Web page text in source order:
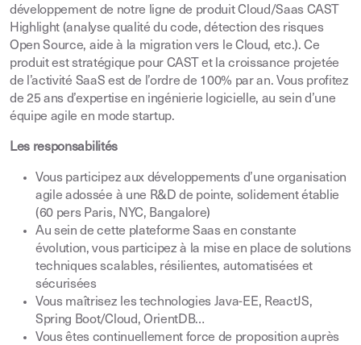
développement de notre ligne de produit Cloud/Saas CAST
Highlight (analyse qualité du code, détection des risques
Open Source, aide à la migration vers le Cloud, etc.). Ce
produit est stratégique pour CAST et la croissance projetée
de l’activité SaaS est de l’ordre de 100% par an. Vous profitez
de 25 ans d’expertise en ingénierie logicielle, au sein d’une
équipe agile en mode startup.
Les responsabilités
Vous participez aux développements d’une organisation
agile adossée à une R&D de pointe, solidement établie
(60 pers Paris, NYC, Bangalore)
Au sein de cette plateforme Saas en constante
évolution, vous participez à la mise en place de solutions
techniques scalables, résilientes, automatisées et
sécurisées
Vous maîtrisez les technologies Java-EE, ReactJS,
Spring Boot/Cloud, OrientDB…
Vous êtes continuellement force de proposition auprès